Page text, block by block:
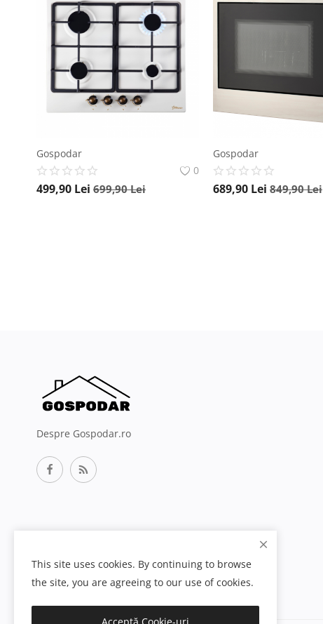
Gospodar
0
499,90 Lei 699,90Lei
Gospodar
689,90 Lei 849,90Lei
Despre Gospodar.ro
This site uses cookies. By continuing to browse
the site, you are agreeing to our use of cookies.